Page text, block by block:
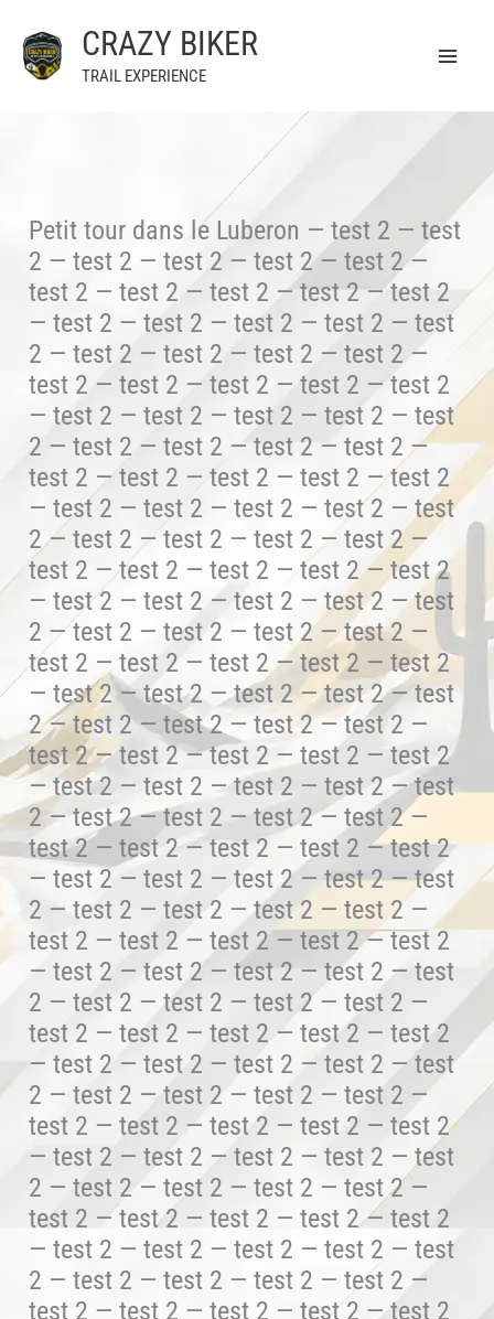
contenu
CRAZY BIKER
TRAIL EXPERIENCE
Petit tour dans le Luberon — test 2 — test
2 — test 2 — test 2 — test 2 — test 2 —
test 2 — test 2 — test 2 — test 2 — test 2
— test 2 — test 2 — test 2 — test 2 — test
2 — test 2 — test 2 — test 2 — test 2 —
test 2 — test 2 — test 2 — test 2 — test 2
— test 2 — test 2 — test 2 — test 2 — test
2 — test 2 — test 2 — test 2 — test 2 —
test 2 — test 2 — test 2 — test 2 — test 2
— test 2 — test 2 — test 2 — test 2 — test
2 — test 2 — test 2 — test 2 — test 2 —
test 2 — test 2 — test 2 — test 2 — test 2
— test 2 — test 2 — test 2 — test 2 — test
2 — test 2 — test 2 — test 2 — test 2 —
test 2 — test 2 — test 2 — test 2 — test 2
— test 2 — test 2 — test 2 — test 2 — test
2 — test 2 — test 2 — test 2 — test 2 —
test 2 — test 2 — test 2 — test 2 — test 2
— test 2 — test 2 — test 2 — test 2 — test
2 — test 2 — test 2 — test 2 — test 2 —
test 2 — test 2 — test 2 — test 2 — test 2
— test 2 — test 2 — test 2 — test 2 — test
2 — test 2 — test 2 — test 2 — test 2 —
test 2 — test 2 — test 2 — test 2 — test 2
— test 2 — test 2 — test 2 — test 2 — test
2 — test 2 — test 2 — test 2 — test 2 —
test 2 — test 2 — test 2 — test 2 — test 2
— test 2 — test 2 — test 2 — test 2 — test
2 — test 2 — test 2 — test 2 — test 2 —
test 2 — test 2 — test 2 — test 2 — test 2
— test 2 — test 2 — test 2 — test 2 — test
2 — test 2 — test 2 — test 2 — test 2 —
test 2 — test 2 — test 2 — test 2 — test 2
— test 2 — test 2 — test 2 — test 2 — test
2 — test 2 — test 2 — test 2 — test 2 —
test 2 — test 2 — test 2 — test 2 — test 2